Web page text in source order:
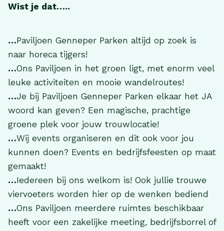
Wist je dat…..
…Paviljoen Genneper Parken altijd op zoek is
naar horeca tijgers!
…Ons Paviljoen in het groen ligt, met enorm veel
leuke activiteiten en mooie wandelroutes!
…Je bij Paviljoen Genneper Parken elkaar het JA
woord kan geven? Een magische, prachtige
groene plek voor jouw trouwlocatie!
…Wij events organiseren en dit ook voor jou
kunnen doen? Events en bedrijfsfeesten op maat
gemaakt!
…Iedereen bij ons welkom is! Ook jullie trouwe
viervoeters worden hier op de wenken bediend
…Ons Paviljoen meerdere ruimtes beschikbaar
heeft voor een zakelijke meeting, bedrijfsborrel of